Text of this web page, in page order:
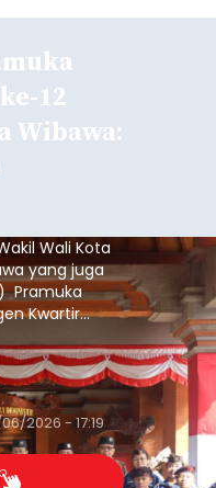
12
Wibawa:
Wali Kota
yang juga
Pramuka
Kwartir
yang akan
ke-12
2026 - 17:19